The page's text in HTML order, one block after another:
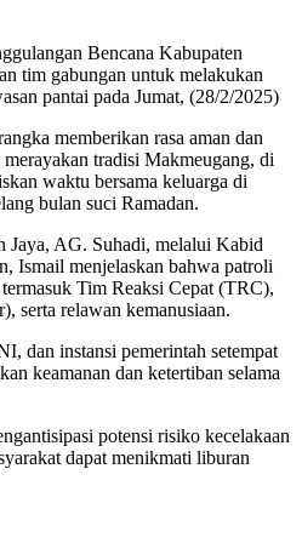
Bencana Kabupaten
tim gabungan untuk melakukan
pantai pada Jumat, (28/2/2025)
memberikan rasa aman dan
tradisi Makmeugang, di
waktu bersama keluarga di
bulan suci Ramadan.
Jaya, AG. Suhadi, melalui Kabid
Ismail menjelaskan bahwa patroli
Tim Reaksi Cepat (TRC),
serta relawan kemanusiaan.
dan instansi pemerintah setempat
keamanan dan ketertiban selama
potensi risiko kecelakaan
dapat menikmati liburan